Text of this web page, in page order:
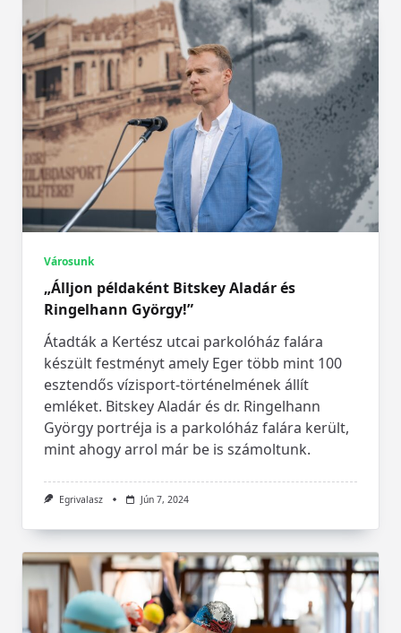
Városunk
„Álljon példaként Bitskey Aladár és
Ringelhann György!”
Átadták a Kertész utcai parkolóház falára
készült festményt amely Eger több mint 100
esztendős vízisport-történelmének állít
emléket. Bitskey Aladár és dr. Ringelhann
György portréja is a parkolóház falára került,
mint ahogy arrol már be is számoltunk.
Egrivalasz Jún 7, 2024